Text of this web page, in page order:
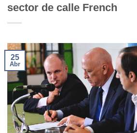
sector de calle French
25
Abr